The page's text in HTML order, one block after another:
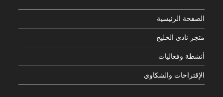
الصفحة الرئيسية
متجر نادي الخليج
أنشطة وفعاليات
الإقتراحات والشكاوي